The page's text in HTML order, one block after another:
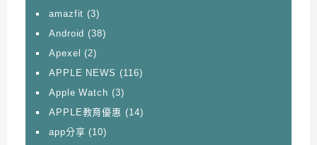
amazfit (3)
Android (38)
Apexel (2)
APPLE NEWS (116)
Apple Watch (3)
APPLE教育優惠 (14)
app分享 (10)